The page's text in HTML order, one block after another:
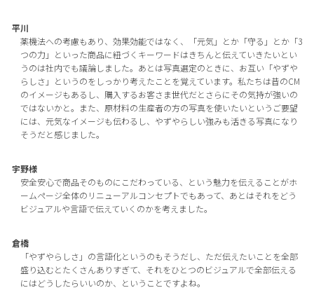
平川
薬機法への考慮もあり、効果効能ではなく、「元気」とか「守る」とか「3
つの力」といった商品に紐づくキーワードはきちんと伝えていきたいとい
うのは社内でも議論しました。あとは写真選定のときに、お互い「やずや
らしさ」というのをしっかり考えたことを覚えています。私たちは昔のCM
のイメージもあるし、購入するお客さま世代だとさらにその気持が強いの
ではないかと。また、原材料の生産者の方の写真を使いたいというご要望
には、元気なイメージも伝わるし、やずやらしい強みも活きる写真になり
そうだと感じました。
宇野様
安全安心で商品そのものにこだわっている、という魅力を伝えることがホ
ームページ全体のリニューアルコンセプトでもあって、あとはそれをどう
ビジュアルや言語で伝えていくのかを考えました。
倉橋
「やずやらしさ」の言語化というのもそうだし、ただ伝えたいことを全部
盛り込むとたくさんありすぎて、それをひとつのビジュアルで全部伝える
にはどうしたらいいのか、ということですよね。